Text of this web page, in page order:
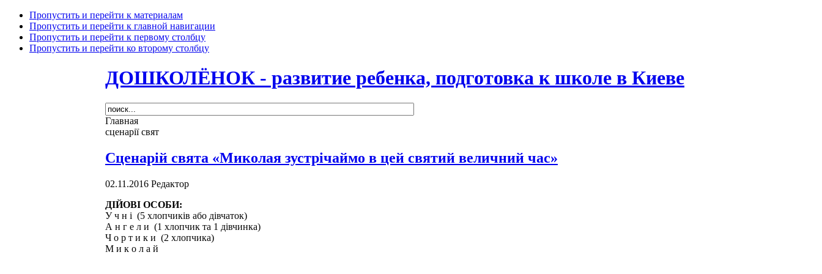
Пропустить и перейти к материалам
Пропустить и перейти к главной навигации
Пропустить и перейти к первому столбцу
Пропустить и перейти ко второму столбцу
ДОШКОЛЁНОК - развитие ребенка, подготовка к школе в Киеве
Главная
сценарії свят
Сценарій свята «Миколая зустрічаймо в цей святий величний час»
02.11.2016 Редактор
ДІЙОВІ ОСОБИ:
У ч н і (5 хлопчиків або дівчаток)
А н г е л и (1 хлопчик та 1 дівчинка)
Ч о р т и к и (2 хлопчика)
М и к о л а й